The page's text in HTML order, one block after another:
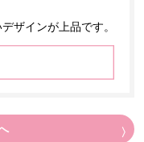
ザインが上品です。